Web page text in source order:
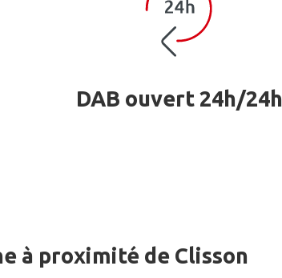
DAB ouvert 24h/24h
à proximité de Clisson